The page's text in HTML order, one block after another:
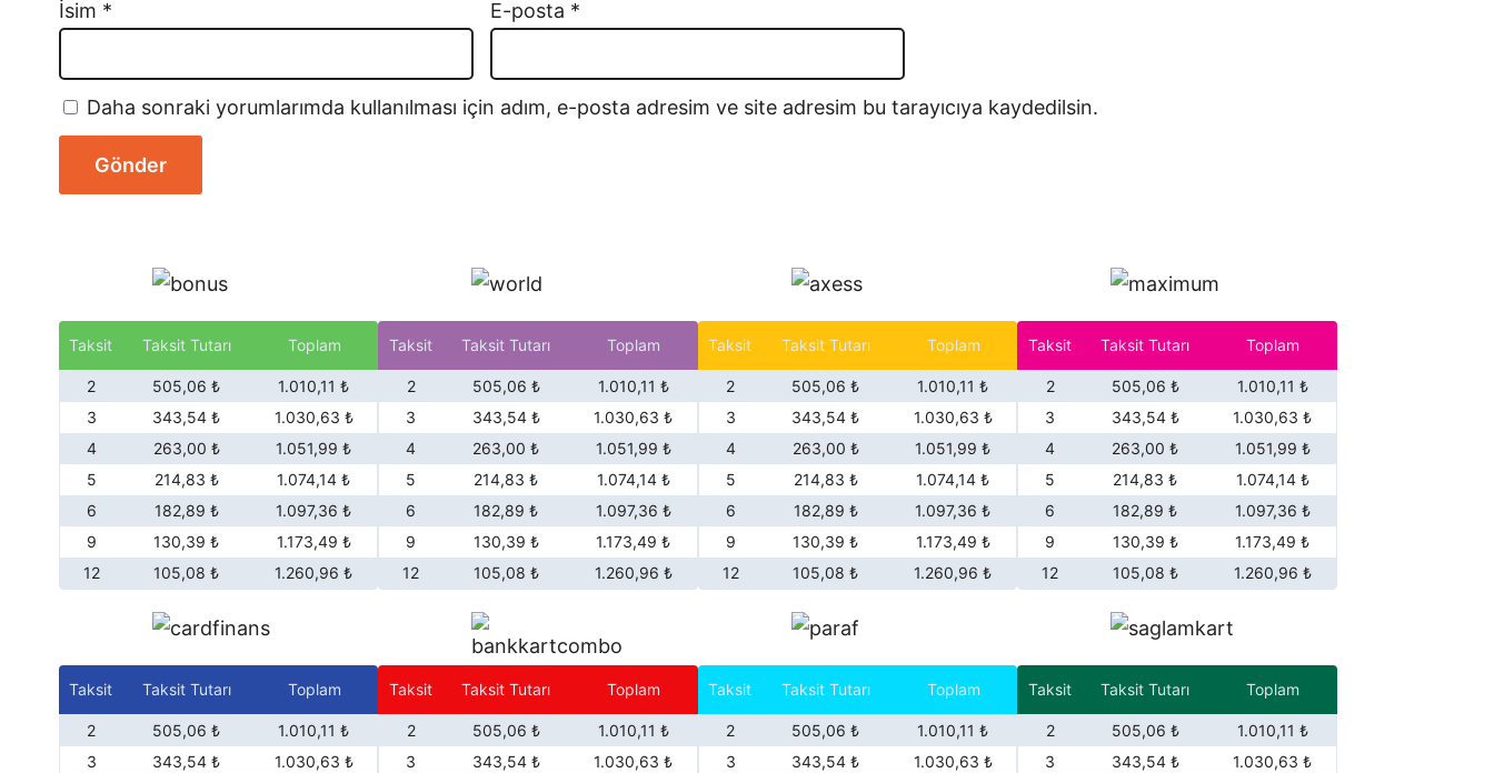
k
ç
a
b
u
r
u
n
D
ü
z
l
u
1
İsim * E-posta *
Daha sonraki yorumlarımda kullanılması için adım, e-posta adresim ve site adresim bu tarayıcıya kaydedilsin.
Taksit Taksit Tutarı Toplam
2 505,06 ₺
1.010,11 ₺
3
343,54 ₺
1.030,63 ₺
4
263,00 ₺
1.051,99 ₺
5
214,83 ₺
1.074,14 ₺
6
182,89 ₺
1.097,36 ₺
9
130,39 ₺
1.173,49 ₺
12
105,08 ₺ 1.260,96 ₺
Taksit Taksit Tutarı Toplam
2 505,06 ₺
1.010,11 ₺
3
343,54 ₺
1.030,63 ₺
4
263,00 ₺
1.051,99 ₺
5
214,83 ₺
1.074,14 ₺
6
182,89 ₺
1.097,36 ₺
9
130,39 ₺
1.173,49 ₺
12
105,08 ₺ 1.260,96 ₺
Taksit Taksit Tutarı Toplam
2 505,06 ₺
1.010,11 ₺
3
343,54 ₺
1.030,63 ₺
4
263,00 ₺
1.051,99 ₺
5
214,83 ₺
1.074,14 ₺
6
182,89 ₺
1.097,36 ₺
9
130,39 ₺
1.173,49 ₺
12
105,08 ₺ 1.260,96 ₺
Taksit Taksit Tutarı Toplam
2 505,06 ₺
1.010,11 ₺
3
343,54 ₺
1.030,63 ₺
4
263,00 ₺
1.051,99 ₺
5
214,83 ₺
1.074,14 ₺
6
182,89 ₺
1.097,36 ₺
9
130,39 ₺
1.173,49 ₺
12
105,08 ₺ 1.260,96 ₺
Taksit Taksit Tutarı Toplam
2 505,06 ₺
1.010,11 ₺
3
343,54 ₺
1.030,63 ₺
Taksit Taksit Tutarı Toplam
2 505,06 ₺
1.010,11 ₺
3
343,54 ₺
1.030,63 ₺
Taksit Taksit Tutarı Toplam
2 505,06 ₺
1.010,11 ₺
3
343,54 ₺
1.030,63 ₺
Taksit Taksit Tutarı Toplam
2 505,06 ₺
1.010,11 ₺
3
343,54 ₺
1.030,63 ₺